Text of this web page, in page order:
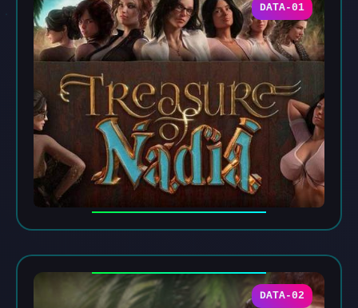
DATA-01
DATA-02